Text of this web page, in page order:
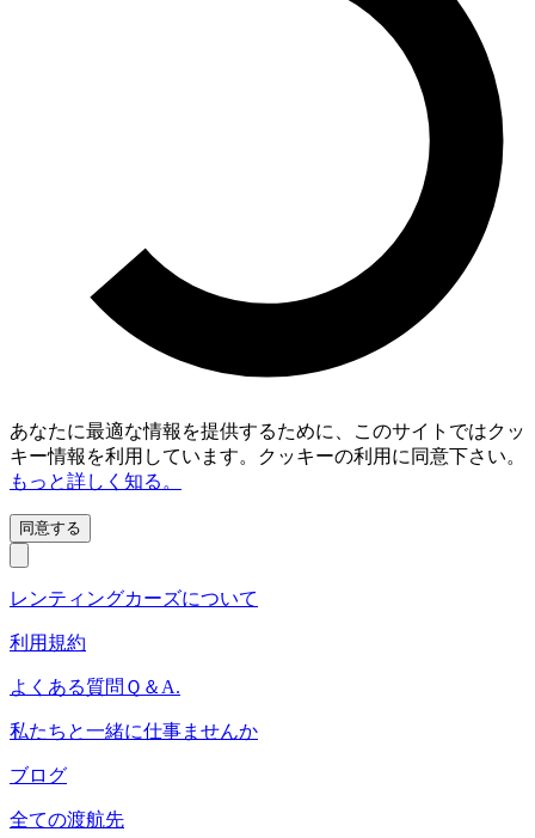
あなたに最適な情報を提供するために、このサイトではクッ
キー情報を利用しています。クッキーの利用に同意下さい。
もっと詳しく知る。
同意する
レンティングカーズについて
利用規約
よくある質問Ｑ＆A.
私たちと一緒に仕事ませんか
ブログ
全ての渡航先